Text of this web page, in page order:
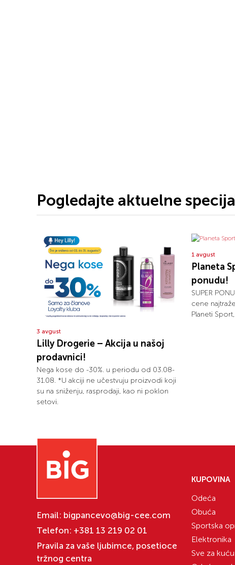
Pogledajte aktuelne
3 avgust
Lilly Drogerie – Akcija u našoj
prodavnici!
Nega kose do -30%. u periodu od 03.08-
31.08. *U akciji ne učestvuju proizvodi koji
su na sniženju, rasprodaji, kao ni poklon
setovi.
1 avgust
Planeta
ponudu!
SUPER
cene
Planeti
Email: bigpancevo@big-cee.com
Telefon: +381 13 219 02 01
Pravila za vaše ljubimce, posetioce
tržnog centra
KUPOVINA
Odeća
Obuća
Sportska
Elektronika
Sve za kuću